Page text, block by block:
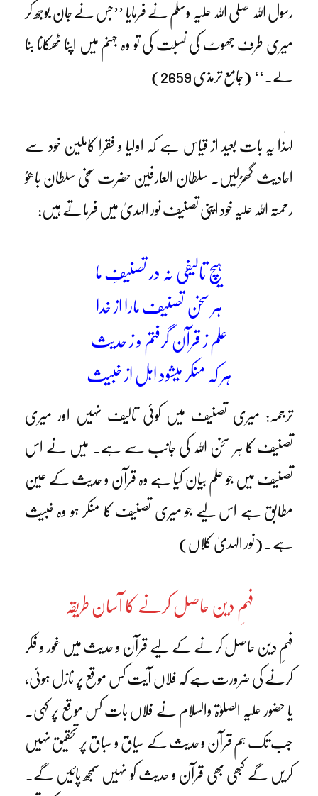
رسول اللہ صلی اللہ علیہ وسلم نے فرمایا ’’جس نے جان بوجھ کر
میری طرف جھوٹ کی نسبت کی تو وہ جہنم میں اپنا ٹھکانا بنا
لے۔‘‘ (جامع ترمذی 2659)
لہٰذا یہ بات بعید از قیاس ہے کہ اولیا و فقرا کاملین خود سے
احادیث گھڑلیں۔ سلطان العارفین حضرت سخی سلطان باھوُ
رحمتہ اللہ علیہ خود اپنی تصنیف نور الہدیٰ میں فرماتے ہیں:
ہیچ تالیفی نہ در تصنیفِ ما
ہر سخن تصنیف مارا از خدا
علم ز قرآن گرفتم و ز حدیث
ہر کہ منکر میشود اہل از خبیث
ترجمہ: میری تصنیف میں کوئی تالیف نہیں اور میری
تصنیف کا ہر سخن اللہ کی جانب سے ہے۔ میں نے اس
تصنیف میں جو علم بیان کیا ہے وہ قرآن و حدیث کے عین
مطابق ہے اس لیے جو میری تصنیف کا منکر ہو وہ خبیث
ہے۔ (نور الہدیٰ کلاں)
فہمِ دین حاصل کرنے کا آسان طریقہ
فہمِ دین حاصل کرنے کے لیے قرآن و حدیث میں غور و فکر
کرنے کی ضرورت ہے کہ فلاں آیت کس موقع پر نازل ہوئی،
یا حضور علیہ الصلوٰۃ والسلام نے فلاں بات کس موقع پر کہی۔
جب تک ہم قرآن و حدیث کے سیاق و سباق پر تحقیق نہیں
کریں گے کبھی بھی قرآن و حدیث کو نہیں سمجھ پائیں گے۔